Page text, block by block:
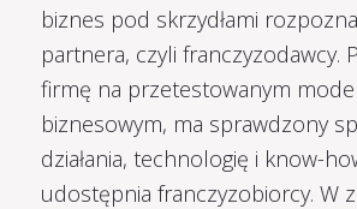
biznes pod skrzydłami
partnera, czyli franczyzodawcy.
firmę na przetestowanym
biznesowym, ma sprawdzony
działania, technologię i know-
udostępnia franczyzobiorcy. W